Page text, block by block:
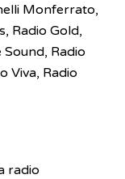
Monferrato,
Radio Gold,
Radio
Viva, Radio
radio